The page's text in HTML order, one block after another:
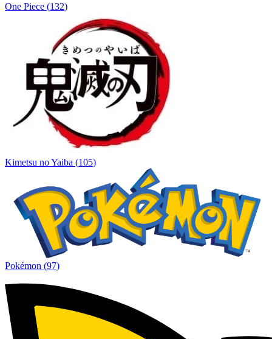
One Piece (132)
Kimetsu no Yaiba (105)
Pokémon (97)